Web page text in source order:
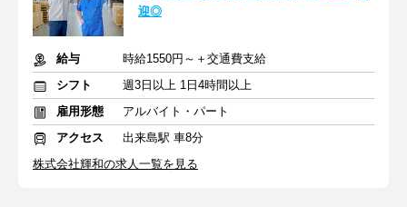
迎◎
給与
時給1550円～＋交通費支給
シフト
週3日以上 1日4時間以上
雇用形態
アルバイト・パート
アクセス
出来島駅 車8分
株式会社輝和の求人一覧を見る